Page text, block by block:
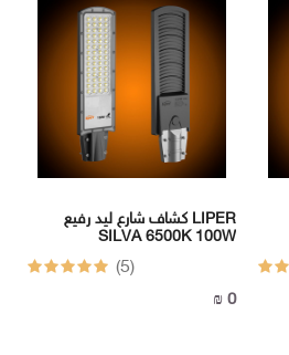
كشاف شارع ليد رفيع LIPER
SILVA 6500K 100W
(5)
0 ₪